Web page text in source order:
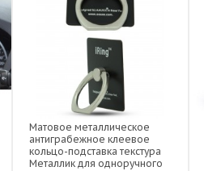
Матовое металлическое
антиграбежное клеевое
кольцо-подставка текстура
Металлик для одноручного